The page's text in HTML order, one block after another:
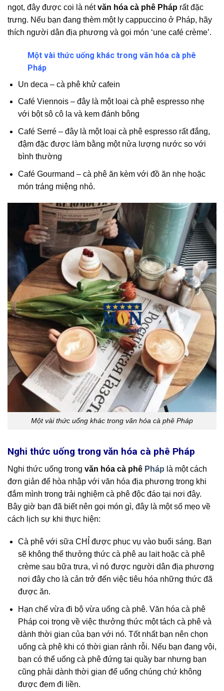
ngọt, đây được coi là nétvăn hóa cà phê Pháp rất đặc
trưng. Nếu bạn đang thèm một ly cappuccino ở Pháp, hãy
thích người dân địa phương và gọi món ‘une café crème’.
Một vài thức uống khác trong văn hóa cà phê
Pháp
Un deca – cà phê khử cafein
Café Viennois – đây là một loại cà phê espresso nhẹ
với bột sô cô la và kem đánh bông
Café Serré – đây là một loại cà phê espresso rất đắng,
đậm đặc được làm bằng một nửa lượng nước so với
bình thường
Café Gourmand – cà phê ăn kèm với đồ ăn nhẹ hoặc
món tráng miệng nhỏ.
Một vài thức uống khác trong văn hóa cà phê Pháp
Nghi thức uống trong văn hóa cà phê Pháp
Nghi thức uống trong văn hóa cà phê Pháp là một cách
đơn giản để hòa nhập với văn hóa địa phương trong khi
đắm mình trong trải nghiệm cà phê độc đáo tại nơi đây.
Bây giờ bạn đã biết nên gọi món gì, đây là một số mẹo về
cách lịch sự khi thực hiện:
Cà phê với sữa CHỈ được phục vụ vào buổi sáng. Bạn
sẽ không thể thưởng thức cà phê au lait hoặc cà phê
crème sau bữa trưa, vì nó được người dân địa phương
nơi đây cho là cản trở đến việc tiêu hóa những thức đã
được ăn.
Hạn chế vừa đi bộ vừa uống cà phê. Văn hóa cà phê
Pháp coi trọng về việc thưởng thức một tách cà phê và
dành thời gian của bạn với nó. Tốt nhất bạn nên chọn
uống cà phê khi có thời gian rảnh rỗi. Nếu bạn đang vội,
bạn có thể uống cà phê đứng tại quầy bar nhưng bạn
cũng phải dành thời gian để uống chúng chứ không
được đem đi liền.